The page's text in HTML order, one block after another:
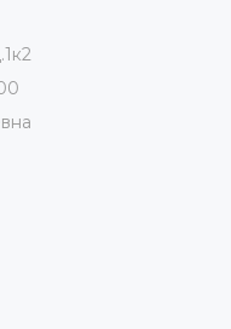
Oriflame, Faberlic,
Initio Parfums Prives,
Laboratorio
Blumarine, UER
Omanluxury,
Symrise